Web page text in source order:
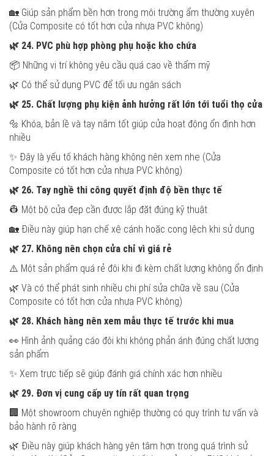
🏡 Giúp sản phẩm bền hơn trong môi trường ẩm thường xuyên
(Cửa Composite có tốt hơn cửa nhựa PVC không)
🌿 24. PVC phù hợp phòng phụ hoặc kho chứa
📦 Những vị trí không yêu cầu quá cao về thẩm mỹ
🌿 Có thể sử dụng PVC để tối ưu ngân sách
🌿 25. Chất lượng phụ kiện ảnh hưởng rất lớn tới tuổi thọ cửa
🔩 Khóa, bản lề và tay nắm tốt giúp cửa hoạt động ổn định hơn
nhiều
✨ Đây là yếu tố khách hàng không nên xem nhẹ (Cửa
Composite có tốt hơn cửa nhựa PVC không)
🌿 26. Tay nghề thi công quyết định độ bền thực tế
👷 Một bộ cửa đẹp cần được lắp đặt đúng kỹ thuật
🏡 Điều này giúp hạn chế xệ cánh hoặc cong lệch khi sử dụng
🌿 27. Không nên chọn cửa chỉ vì giá rẻ
⚠️ Một sản phẩm quá rẻ đôi khi đi kèm chất lượng không ổn định
🌿 Và có thể phát sinh nhiều chi phí sửa chữa về sau (Cửa
Composite có tốt hơn cửa nhựa PVC không)
🌿 28. Khách hàng nên xem mẫu thực tế trước khi mua
👀 Hình ảnh quảng cáo đôi khi không phản ánh đúng chất lượng
sản phẩm
✨ Xem trực tiếp sẽ giúp đánh giá chính xác hơn nhiều
🌿 29. Đơn vị cung cấp uy tín rất quan trọng
🏢 Một showroom chuyên nghiệp thường có quy trình tư vấn và
bảo hành rõ ràng
🌿 Điều này giúp khách hàng yên tâm hơn trong quá trình sử